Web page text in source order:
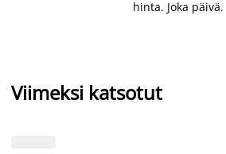
hinta. Joka päivä.
Viimeksi katsotut